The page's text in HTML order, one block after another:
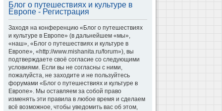
Блог о путешествиях и культуре в
Европе - Регистрация
Заходя на конференцию «Блог о путешествиях
и культуре в Европе» (в дальнейшем «мы»,
«наш», «Блог о путешествиях и культуре в
Европе», «http://www.mishanita.ru/forum»), вы
подтверждаете своё согласие со следующими
условиями. Если вы не согласны с ними,
пожалуйста, не заходите и не пользуйтесь
форумами «Блог о путешествиях и культуре в
Европе». Мы оставляем за собой право
изменять эти правила в любое время и сделаем
всё возможное, чтобы уведомить вас об этом,